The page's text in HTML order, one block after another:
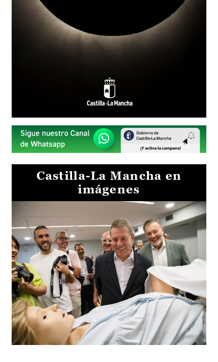
Castilla-La Mancha en
imágenes